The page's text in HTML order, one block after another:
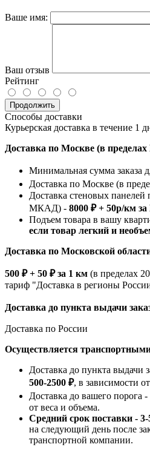
Ваше имя:
Ваш отзыв
Рейтинг
Продолжить
Способы доставки
Курьерская доставка в течение 1
Доставка по Москве (в
Минимальная сумма заказа
Доставка по Москве (в
Доставка стеновых
МКАД) - 8000 ₽ + 50р/км
Подъем товара в вашу
если товар легкий и
Доставка по Московской
500 ₽ + 50 ₽ за 1 км (в пределах
тариф "Доставка в регионы
Доставка до пункта выдачи
Доставка по России
Осуществляется
Доставка до пункта выдачи
500-2500 ₽, в зависимости
Доставка до вашего порога -
от веса и объема.
Средний срок поставки - 3-
на следующий день после
транспортной компании.